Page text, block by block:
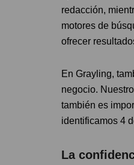
redacción,
motores de
ofrecer
En Grayling,
negocio.
también es
identificamos 4
La